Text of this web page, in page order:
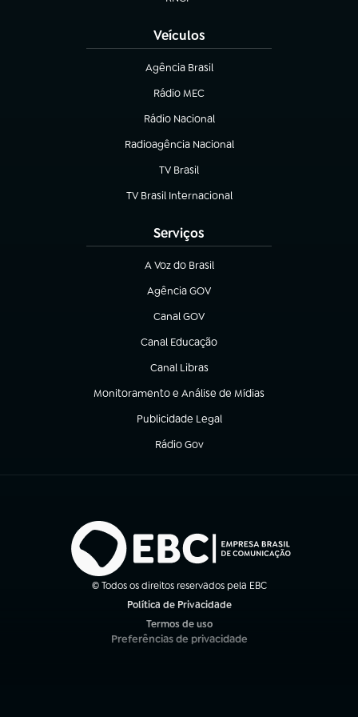
(abre em nova aba)
Veículos
Agência Brasil
(abre em nova aba)
Rádio MEC
(abre em nova aba)
Rádio Nacional
Radioagência Nacional
(abre em nova aba)
TV Brasil
(abre em nova aba)
TV Brasil Internacional
(abre em nova aba)
Serviços
A Voz do Brasil
(abre em nova aba)
Agência GOV
(abre em nova aba)
Canal GOV
(abre em nova aba)
Canal Educação
(abre em nova aba)
Canal Libras
(abre em nova aba)
Monitoramento e Análise de Mídias
(abre em nova aba)
Publicidade Legal
(abre em nova aba)
Rádio Gov
(abre em nova aba)
© Todos os direitos reservados pela EBC
Política de Privacidade
Termos de uso
(abre em nova aba)
Preferências de privacidade